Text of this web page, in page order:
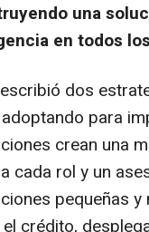
una
en todos
dos
para
crean una
cada rol y un
pequeñas
crédito,